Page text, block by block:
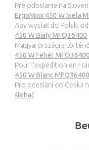
Pre odoslanie na
ErgoMixx 450 W biela
Aby wysłać do Polski
450 W Biały MFQ36400
Magyarországra
450 W Fehér MFQ36400
Pour l’expédition en
450 W Blanc MFQ36400
Pro odeslání do Česka
šlehač